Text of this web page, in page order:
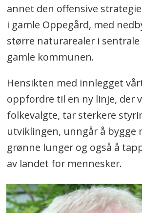
annet den offensive
i gamle Oppegård, med
større naturarealer i sentrale
gamle kommunen.
Hensikten med innlegget
oppfordre til en ny linje, der
folkevalgte, tar sterkere
utviklingen, unngår å bygge
grønne lunger og også å
av landet for mennesker.